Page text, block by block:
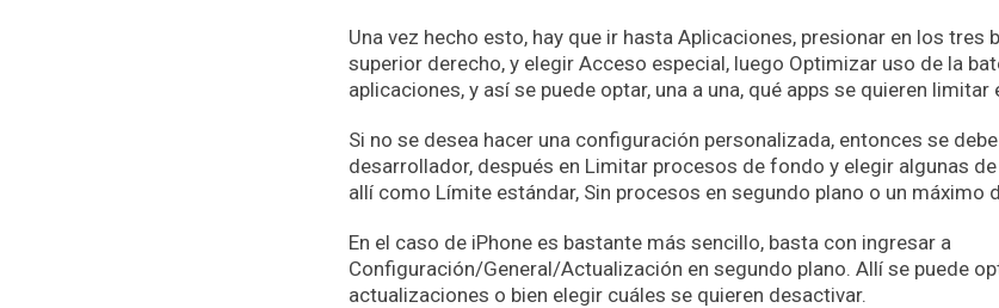
Una vez hecho esto, hay que ir hasta Aplicaciones, presionar en los tres
superior derecho, y elegir Acceso especial, luego Optimizar uso de la
aplicaciones, y así se puede optar, una a una, qué apps se quieren limitar
Si no se desea hacer una configuración personalizada, entonces se
desarrollador, después en Limitar procesos de fondo y elegir algunas
allí como Límite estándar, Sin procesos en segundo plano o un máximo
En el caso de iPhone es bastante más sencillo, basta con ingresar a
Configuración/General/Actualización en segundo plano. Allí se puede
actualizaciones o bien elegir cuáles se quieren desactivar.